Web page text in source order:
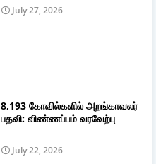
July 27, 2026
8,193 கோவில்களில் அறங்காவலர்
பதவி: விண்ணப்பம் வரவேற்பு
July 22, 2026